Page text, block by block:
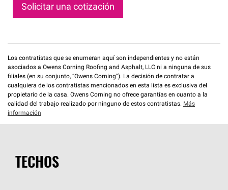
Solicitar una cotización
Los contratistas que se enumeran aquí son independientes y no están
asociados a Owens Corning Roofing and Asphalt, LLC ni a ninguna de sus
filiales (en su conjunto, “Owens Corning”). La decisión de contratar a
cualquiera de los contratistas mencionados en esta lista es exclusiva del
propietario de la casa. Owens Corning no ofrece garantías en cuanto a la
calidad del trabajo realizado por ninguno de estos contratistas. Más
información
TECHOS